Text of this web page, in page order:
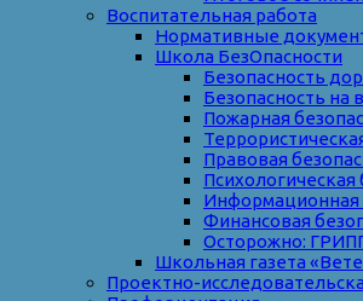
Воспитательная работа
Нормативные
Школа БезОпасности
Безопасность
Безопасность на
Пожарная
Правовая
Психологическая
Информационная
Финансовая
Осторожно:
Школьная газета
Проектно-